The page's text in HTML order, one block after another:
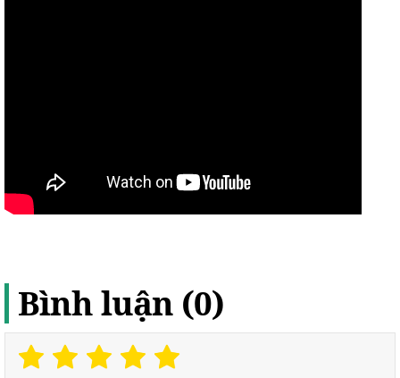
Bình luận (0)